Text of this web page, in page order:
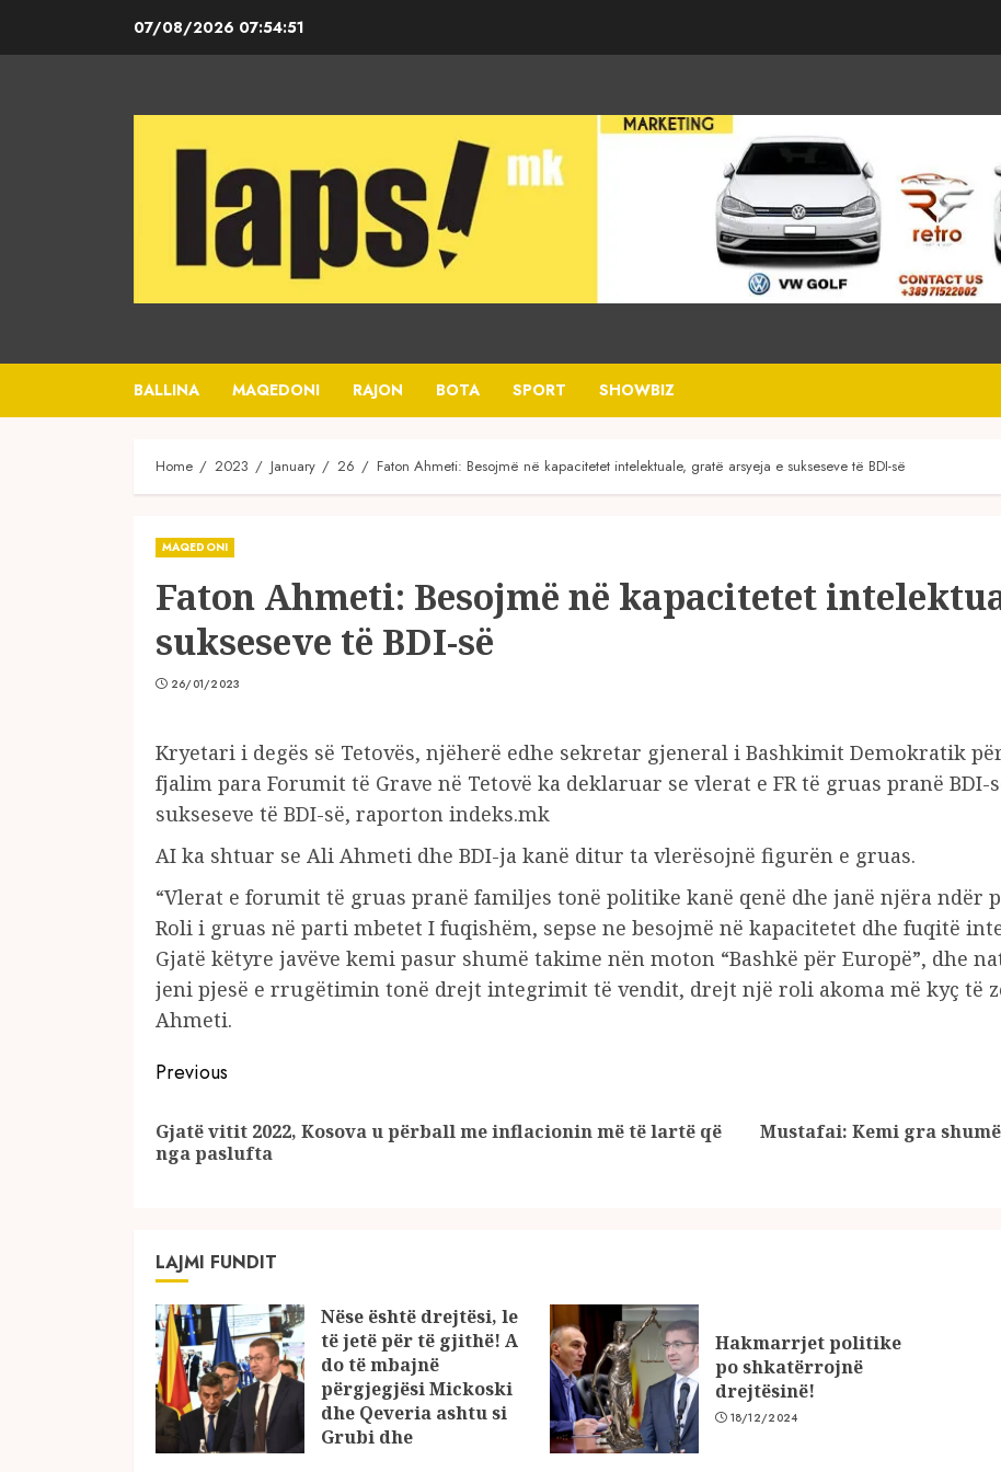
07/08/2026 07:54:52
BALLINA MAQEDONI RAJON BOTA SPORT SHOWBIZ
Home 2023 January 26 Faton Ahmeti: Besojmë në kapacitetet intelektuale, gratë arsyeja e sukseseve të BDI-së
MAQEDONI
Faton Ahmeti: Besojmë në kapacitetet
sukseseve të BDI-së
26/01/2023
Kryetari i degës së Tetovës, njëherë edhe sekretar gjeneral i Bashkimit Demokratik
fjalim para Forumit të Grave në Tetovë ka deklaruar se vlerat e FR të gruas pranë BDI-
sukseseve të BDI-së, raporton indeks.mk
AI ka shtuar se Ali Ahmeti dhe BDI-ja kanë ditur ta vlerësojnë figurën e gruas.
“Vlerat e forumit të gruas pranë familjes tonë politike kanë qenë dhe janë njëra ndër
Roli i gruas në parti mbetet I fuqishëm, sepse ne besojmë në kapacitetet dhe fuqitë
Gjatë këtyre javëve kemi pasur shumë takime nën moton “Bashkë për Europë”, dhe
jeni pjesë e rrugëtimin tonë drejt integrimit të vendit, drejt një roli akoma më kyç të
Ahmeti.
Continue
Reading
Previous
Previous
Gjatë vitit 2022, Kosova u përball me inflacionin më të lartë që
nga paslufta
Next
Mustafai: Kemi gra
LAJMI FUNDIT
Nëse është drejtësi, le
të jetë për të gjithë! A
do të mbajnë
përgjegjësi Mickoski
dhe Qeveria ashtu si
Grubi dhe
Hakmarrjet politike
po shkatërrojnë
drejtësinë!
18/12/2024